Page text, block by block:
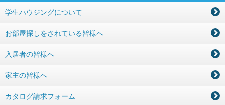
学生ハウジングについて
お部屋探しをされている皆様へ
入居者の皆様へ
家主の皆様へ
カタログ請求フォーム